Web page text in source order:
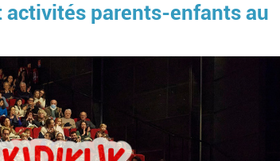
activités parents-enfants au